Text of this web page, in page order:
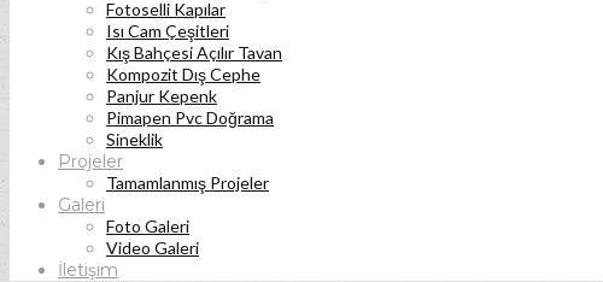
Fotoselli Kapılar
Isı Cam Çeşitleri
Kış Bahçesi Açılır Tavan
Kompozit Dış Cephe
Panjur Kepenk
Pimapen Pvc Doğrama
Sineklik
Projeler
Tamamlanmış Projeler
Galeri
Foto Galeri
Video Galeri
İletişim